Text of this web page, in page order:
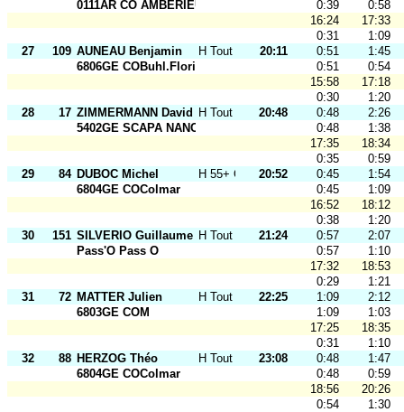
0111AR CO AMBERIEU
0:39
0:58
16:24
17:33
0:31
1:09
27
109 AUNEAU Benjamin H Tout Ages20:11 0:51
1:45
6806GE COBuhl.Florival
0:51
0:54
15:58
17:18
0:30
1:20
28
17 ZIMMERMANN David H Tout Ages20:48 0:48
2:26
5402GE SCAPA NANCY
0:48
1:38
17:35
18:34
0:35
0:59
29
84 DUBOC Michel H 55+ O 20:52 0:45
1:54
6804GE COColmar
0:45
1:09
16:52
18:12
0:38
1:20
30
151 SILVERIO Guillaume H Tout Ages21:24 0:57
2:07
Pass'O Pass O
0:57
1:10
17:32
18:53
0:29
1:21
31
72 MATTER Julien H Tout Ages22:25 1:09
2:12
6803GE COM
1:09
1:03
17:25
18:35
0:31
1:10
32
88 HERZOG Théo H Tout Ages23:08 0:48
1:47
6804GE COColmar
0:48
0:59
18:56
20:26
0:54
1:30